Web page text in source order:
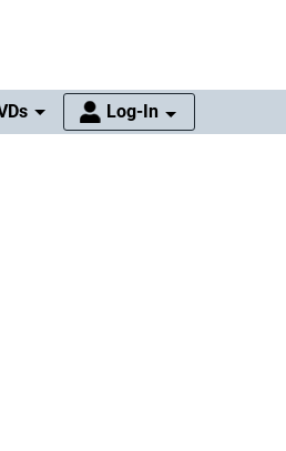
Log-In